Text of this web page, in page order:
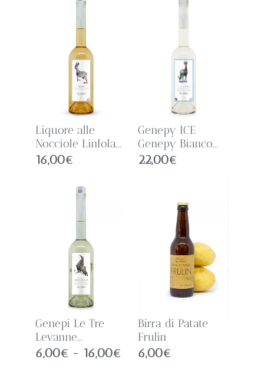
Liquore alle
Nocciole Linfola...
16,00€
Genepy ICE
Genepy Bianco...
22,00€
Genepi Le Tre
Levanne...
6,00€ - 16,00€
Birra di Patate
Frulin
6,00€